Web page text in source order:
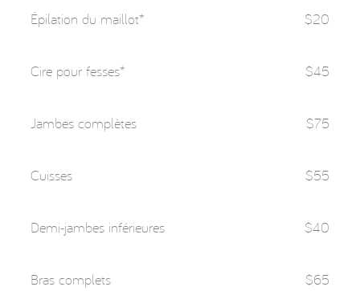
Épilation du maillot*
Cire pour fesses*
Jambes complètes
Cuisses
Demi-jambes inférieures
Bras complets
$20
$45
$75
$55
$40
$65